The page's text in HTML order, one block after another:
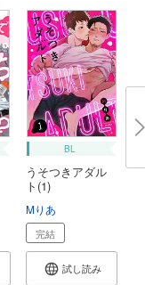
BL
うそつきアダル
ト(1)
Mりあ
完結
試し読み